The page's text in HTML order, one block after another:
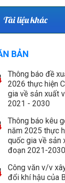
Tài liệu khác
BẢN
Thông báo đề
2026 thực hiện
gia về sản xuất
2021 - 2030
Thông báo kêu
năm 2025 thực
quốc gia về sản
đoạn 2021-2030
Công văn v/v
đổi khí hậu của